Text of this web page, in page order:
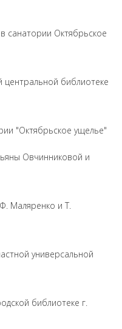
санатории Октябрьское
центральной библиотеке
"Октябрьское ущелье"
Овчинниковой и
Маляренко и Т.
универсальной
библиотеке г.